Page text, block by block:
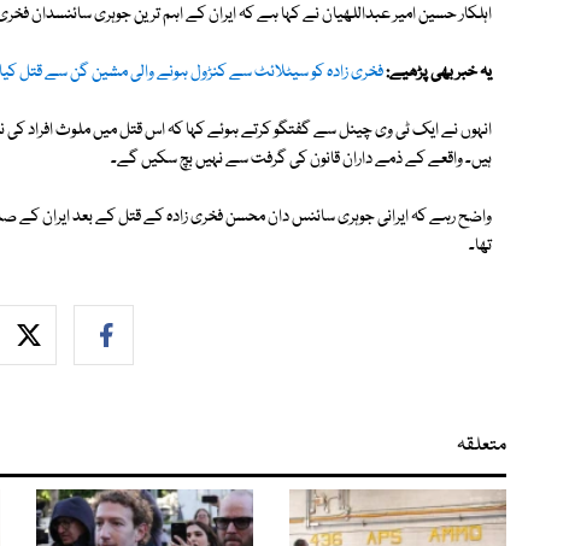
اہلکار حسین امیر عبداللھیان نے کہا ہے کہ ایران کے اہم ترین جوہری سائنسدان
یہ خبر بھی پڑھیے:فخری زادہ کو سیٹلائٹ سے کنڑول ہونے والی مشین گن سے قتل کیا
انہوں نے ایک ٹی وی چینل سے گفتگو کرتے ہوئے کہا کہ اس قتل میں ملوث افراد
ہیں۔ واقعے کے ذمے داران قانون کی گرفت سے نہیں بچ سکیں گے۔
واضح رہے کہ ایرانی جوہری سائنس دان محسن فخری زادہ کے قتل کے بعد ایران کے صدر
تھا۔
متعلقہ